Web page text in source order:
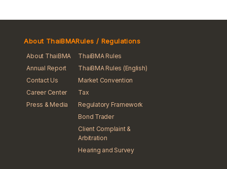
About ThaiBMA
About ThaiBMA
Annual Report
Contact Us
Career Center
Press & Media
Rules / Regulations
ThaiBMA Rules
ThaiBMA Rules (English)
Market Convention
Tax
Regulatory Framework
Bond Trader
Client Complaint &
Arbitration
Hearing and Survey